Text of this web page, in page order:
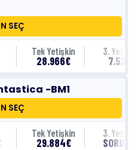
SEÇ
Tek Yetişkin
28.966€
3.
7.521€
-BM1
SEÇ
Tek Yetişkin
29.884€
3.